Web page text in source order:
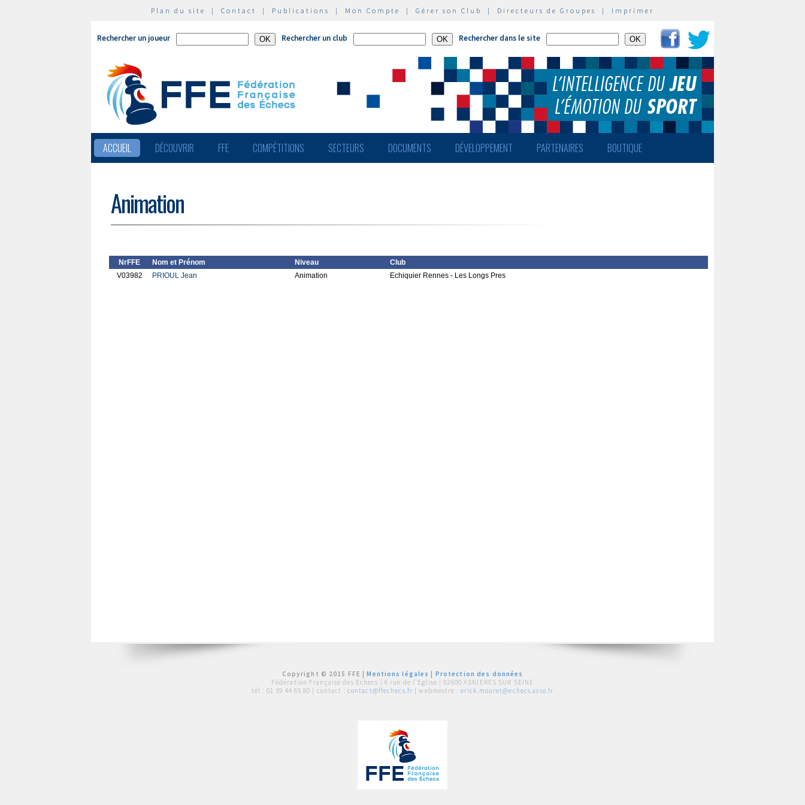
Plan du site | Contact | Publications | Mon Compte | Gérer son Club | Directeurs de Groupes | Imprimer
Rechercher un joueur Rechercher un club Rechercher dans le site
ACCUEIL DÉCOUVRIR FFE COMPÉTITIONS SECTEURS DOCUMENTS DÉVELOPPEMENT PARTENAIRES BOUTIQUE
Animation
NrFFE Nom et Prénom Niveau
Club
V03982
PRIOUL Jean Animation Echiquier Rennes - Les Longs Pres
Copyright © 2015 FFE |Mentions légales
Protection des données
Fédération Française des Echecs | 6 rue de l'Eglise | 92600 ASNIERES SUR SEINE
tél : 01 39 44 65 80 | contact : contact@ffechecs.fr | webmestre : erick.mouret@echecs.asso.fr